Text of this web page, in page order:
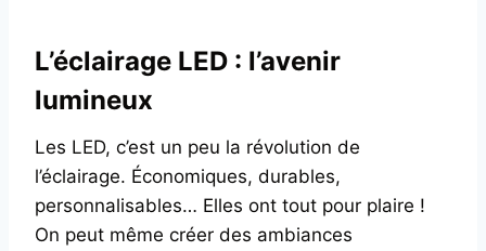
L’éclairage LED : l’avenir
lumineux
Les LED, c’est un peu la révolution de
l’éclairage. Économiques, durables,
personnalisables… Elles ont tout pour plaire !
On peut même créer des ambiances